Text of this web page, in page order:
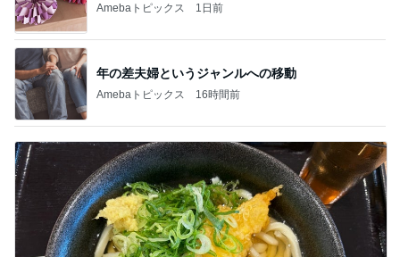
Amebaトピックス 1日前
年の差夫婦というジャンルへの移動
Amebaトピックス 16時間前